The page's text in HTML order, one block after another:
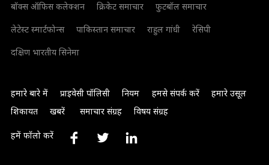
बॉक्स ऑफिस कलेक्शन
क्रिकेट समाचार
फुटबॉल समाचार
लेटेस्ट स्मार्टफोन्स
पाकिस्तान समाचार राहुल गांधी
रेसिपी
दक्षिण भारतीय सिनेमा
हमारे बारे में प्राइवेसी पॉलिसी नियम हमसे संपर्क करें
हमारे उसूल
शिकायत
खबरें समाचार संग्रह विषय संग्रह
हमें फॉलो करें